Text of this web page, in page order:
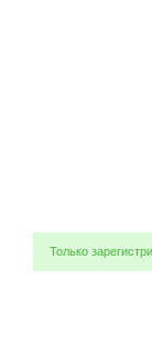
Только